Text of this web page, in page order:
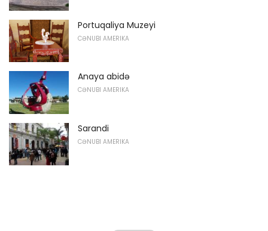
Portuqaliya Muzeyi
CƏNUBI AMERIKA
Anaya abidə
CƏNUBI AMERIKA
Sarandi
CƏNUBI AMERIKA